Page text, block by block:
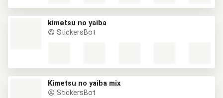
kimetsu no yaiba
StickersBot
Kimetsu no yaiba mix
StickersBot